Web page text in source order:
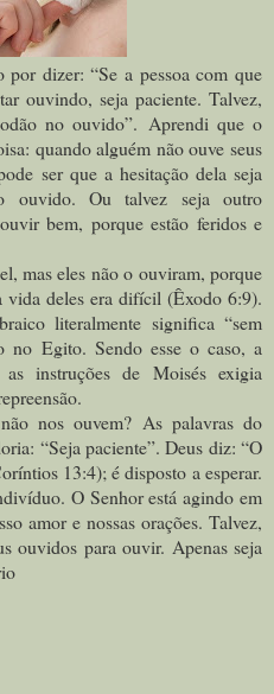
dizer: “Se a pessoa com que
ouvindo, seja paciente. Talvez,
no ouvido”. Aprendi que o
quando alguém não ouve seus
ser que a hesitação dela seja
ouvido. Ou talvez seja outro
bem, porque estão feridos e
mas eles não o ouviram, porque
vida deles era difícil (Êxodo 6:9).
literalmente significa “sem
no Egito. Sendo esse o caso, a
instruções de Moisés exigia
nos ouvem? As palavras do
“Seja paciente”. Deus diz: “O
13:4); é disposto a esperar.
O Senhor está agindo em
amor e nossas orações. Talvez,
ouvidos para ouvir. Apenas seja